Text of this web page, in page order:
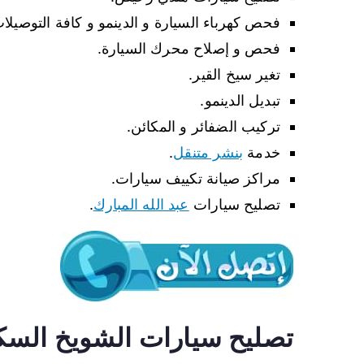
فحص كهرباء السيارة و الدينمو و كافة
فحص و إصلاح محرك السيارة.
تغير سيخ القير.
تبديل الدينمو.
تركيب الضفائر و المكائن.
خدمة بنشر متنقل.
مراكز صيانة تكييف سيارات.
تصليح سيارات عبد الله المبارك.
تصليح سيارات الشويخ